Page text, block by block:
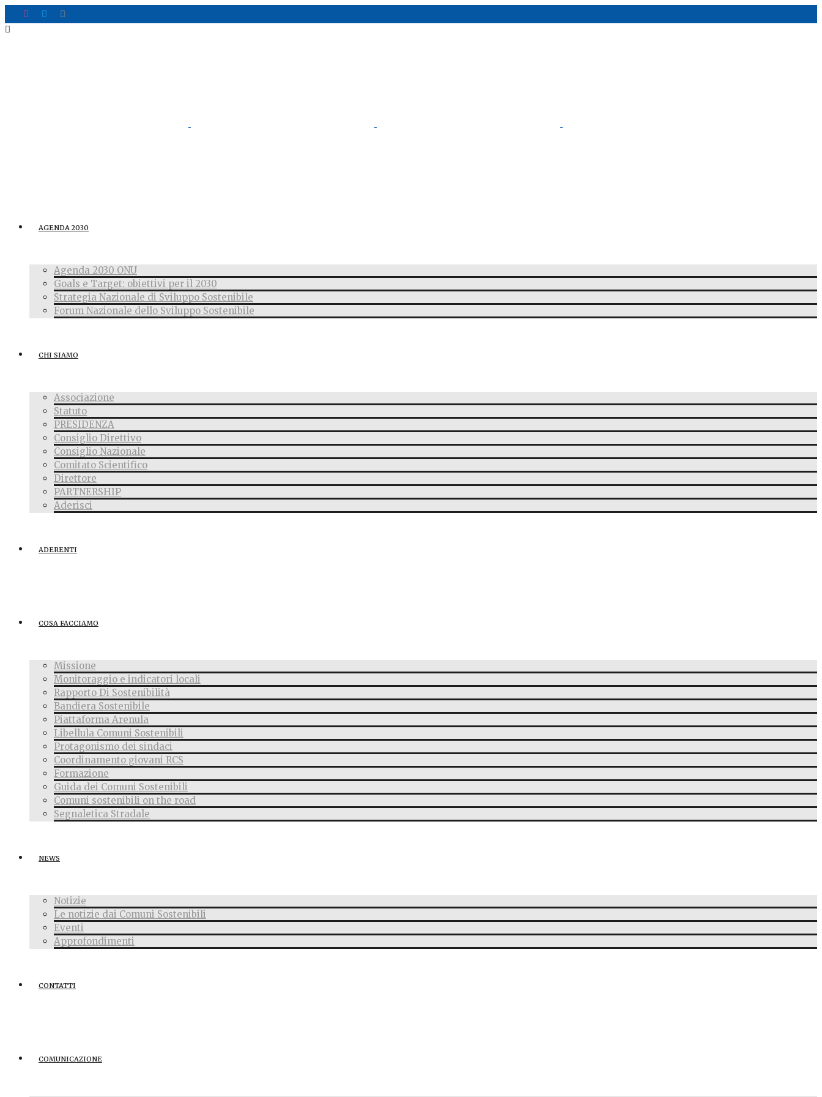
AGENDA 2030
Agenda 2030 ONU
Goals e Target: obiettivi per il 2030
Strategia Nazionale di Sviluppo Sostenibile
Forum Nazionale dello Sviluppo Sostenibile
CHI SIAMO
Associazione
Statuto
PRESIDENZA
Consiglio Direttivo
Consiglio Nazionale
Comitato Scientifico
Direttore
PARTNERSHIP
Aderisci
ADERENTI
COSA FACCIAMO
Missione
Monitoraggio e indicatori locali
Rapporto Di Sostenibilità
Bandiera Sostenibile
Piattaforma Arenula
Libellula Comuni Sostenibili
Protagonismo dei sindaci
Coordinamento giovani RCS
Formazione
Guida dei Comuni Sostenibili
Comuni sostenibili on the road
Segnaletica Stradale
NEWS
Notizie
Le notizie dai Comuni Sostenibili
Eventi
Approfondimenti
CONTATTI
COMUNICAZIONE